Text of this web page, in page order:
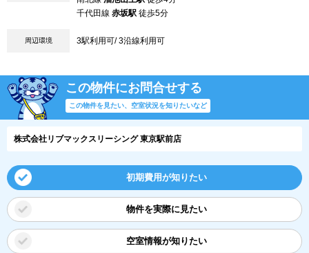
千代田線 赤坂駅 徒歩5分
周辺環境 3駅利用可/ 3沿線利用可
この物件にお問合せする
この物件を見たい、空室状況を知りたいなど
株式会社リブマックスリーシング 東京駅前店
初期費用が知りたい
物件を実際に見たい
空室情報が知りたい